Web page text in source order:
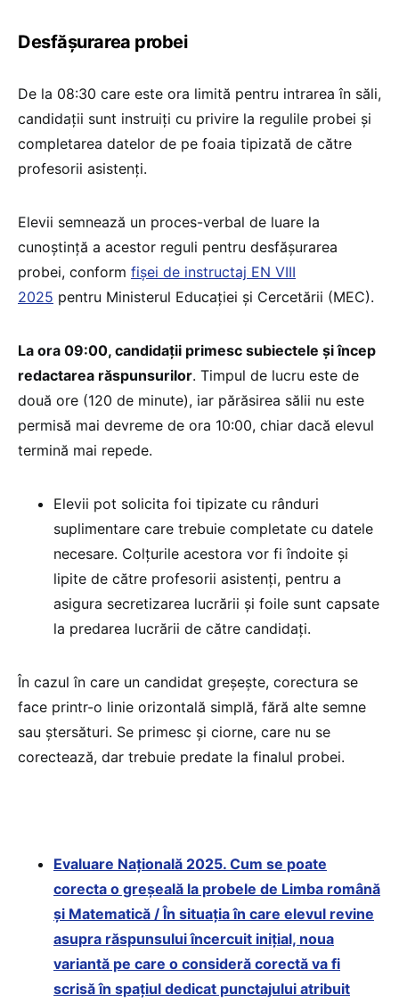
Desfășurarea probei
De la 08:30 care este ora limită pentru intrarea în săli,
candidații sunt instruiți cu privire la regulile probei și
completarea datelor de pe foaia tipizată de către
profesorii asistenți.
Elevii semnează un proces-verbal de luare la
cunoștință a acestor reguli pentru desfășurarea
probei, conform fișei de instructaj EN VIII
2025 pentru Ministerul Educației și Cercetării (MEC).
La ora 09:00, candidații primesc subiectele și încep
redactarea răspunsurilor. Timpul de lucru este de
două ore (120 de minute), iar părăsirea sălii nu este
permisă mai devreme de ora 10:00, chiar dacă elevul
termină mai repede.
Elevii pot solicita foi tipizate cu rânduri
suplimentare care trebuie completate cu datele
necesare. Colțurile acestora vor fi îndoite și
lipite de către profesorii asistenți, pentru a
asigura secretizarea lucrării și foile sunt capsate
la predarea lucrării de către candidați.
În cazul în care un candidat greșește, corectura se
face printr-o linie orizontală simplă, fără alte semne
sau ștersături. Se primesc și ciorne, care nu se
corectează, dar trebuie predate la finalul probei.
Evaluare Națională 2025. Cum se poate
corecta o greșeală la probele de Limba română
și Matematică / În situația în care elevul revine
asupra răspunsului încercuit inițial, noua
variantă pe care o consideră corectă va fi
scrisă în spațiul dedicat punctajului atribuit